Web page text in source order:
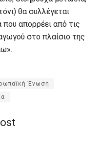
θα συλλέγεται
που απορρέει από τις
στο πλαίσιο της
Ένωση